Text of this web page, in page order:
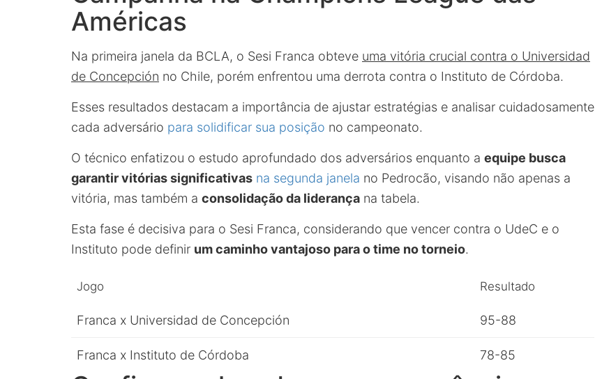
Américas
Na primeira janela da BCLA, o Sesi Franca obteve uma vitória crucial contra o Universidad
de Concepción no Chile, porém enfrentou uma derrota contra o Instituto de Córdoba.
Esses resultados destacam a importância de ajustar estratégias e analisar cuidadosamente
cada adversário para solidificar sua posição no campeonato.
O técnico enfatizou o estudo aprofundado dos adversários enquanto a equipe busca
garantir vitórias significativas na segunda janela no Pedrocão, visando não apenas a
vitória, mas também a consolidação da liderança na tabela.
Esta fase é decisiva para o Sesi Franca, considerando que vencer contra o UdeC e o
Instituto pode definir um caminho vantajoso para o time no torneio.
Jogo Resultado
Franca x Universidad de Concepción 95-88
Franca x Instituto de Córdoba 78-85